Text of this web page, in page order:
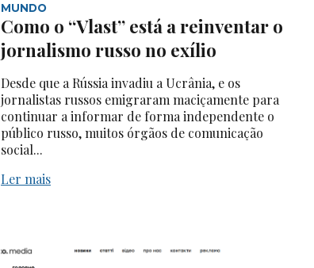
MUNDO
Como o “Vlast” está a reinventar o
jornalismo russo no exílio
Desde que a Rússia invadiu a Ucrânia, e os
jornalistas russos emigraram maciçamente para
continuar a informar de forma independente o
público russo, muitos órgãos de comunicação
social...
Ler mais